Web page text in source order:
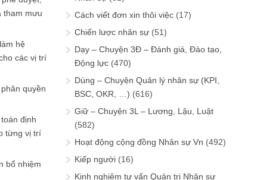
tham mưu
hệ
các vị trí
quyền
định
từng vị trí
bổ nhiệm
Cách viết đơn xin thôi việc (17)
Chiến lược nhân sự (51)
Dạy – Chuyện 3Đ – Đánh giá, Đào tạo,
Động lực (470)
Dùng – Chuyện Quản lý nhân sự (KPI,
BSC, OKR, …) (616)
Giữ – Chuyện 3L – Lương, Lậu, Luật
(582)
Hoạt động cộng đồng Nhân sự Vn (492)
Kiếp người (16)
Kinh nghiệm tư vấn Quản trị Nhân sự